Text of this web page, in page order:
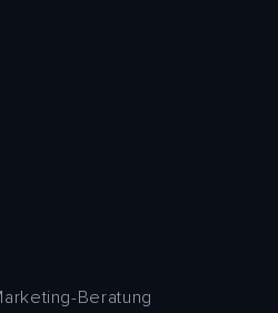
Beratung